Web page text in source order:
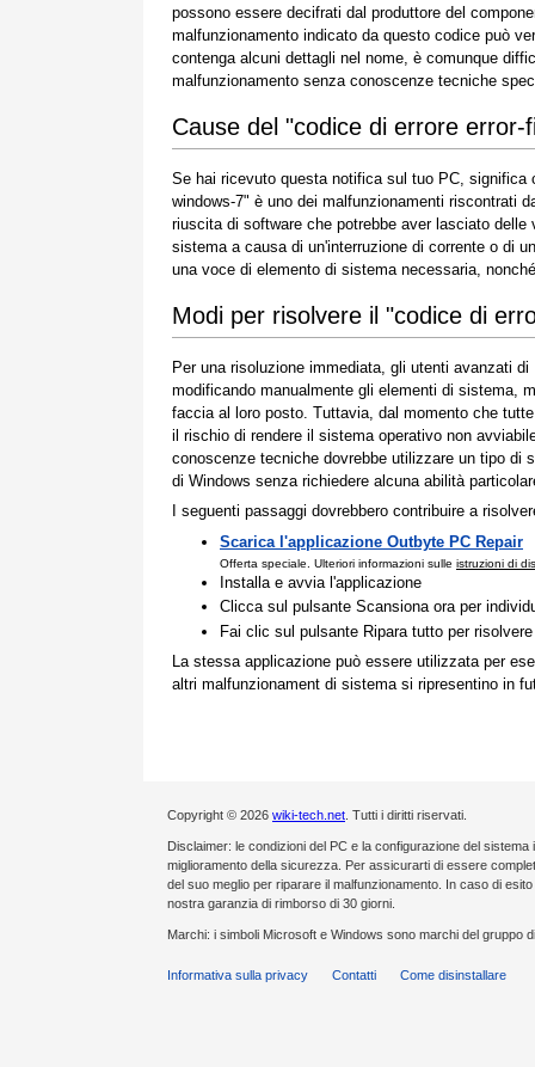
possono essere decifrati dal produttore del
malfunzionamento indicato da questo codice può
contenga alcuni dettagli nel nome, è comunque
malfunzionamento senza conoscenze tecniche
Cause del "codice di errore error-
Se hai ricevuto questa notifica sul tuo PC,
windows-7" è uno dei malfunzionamenti riscontrati
riuscita di software che potrebbe aver lasciato
sistema a causa di un'interruzione di corrente o di
una voce di elemento di sistema necessaria,
Modi per risolvere il "codice di
Per una risoluzione immediata, gli utenti avanzati
modificando manualmente gli elementi di sistema,
faccia al loro posto. Tuttavia, dal momento che
il rischio di rendere il sistema operativo non
conoscenze tecniche dovrebbe utilizzare un tipo di
di Windows senza richiedere alcuna abilità
I seguenti passaggi dovrebbero contribuire a
Scarica l'applicazione Outbyte PC Repair
Offerta speciale. Ulteriori informazioni sulle istruzioni di
Installa e avvia l'applicazione
Clicca sul pulsante Scansiona ora per
Fai clic sul pulsante Ripara tutto per
La stessa applicazione può essere utilizzata per
altri malfunzionament di sistema si ripresentino in
Copyright © 2026 wiki-tech.net . Tutti i diritti riservati.
Disclaimer: le condizioni del PC e la configurazione del
miglioramento della sicurezza. Per assicurarti di essere
del suo meglio per riparare il malfunzionamento. In caso di
nostra garanzia di rimborso di 30 giorni.
Marchi: i simboli Microsoft e Windows sono marchi del gruppo
Informativa sulla privacy Contatti Come disinstallare